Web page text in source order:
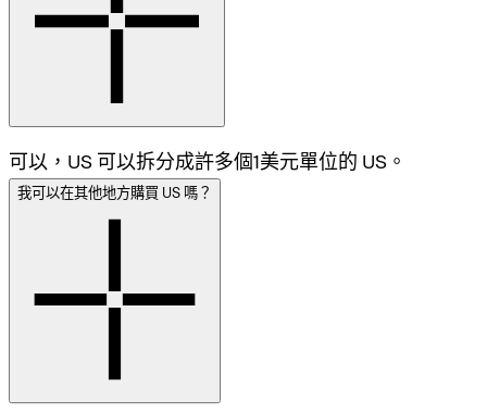
可以，US 可以拆分成許多個1美元單位的 US。
我可以在其他地方購買 US 嗎？